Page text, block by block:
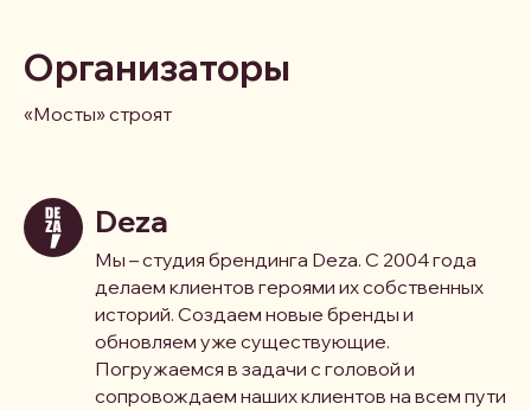
Организаторы
«Мосты» строят
Deza
Мы – студия брендинга Deza. С 2004 года
делаем клиентов героями их собственных
историй. Создаем новые бренды и
обновляем уже существующие.
Погружаемся в задачи с головой и
сопровождаем наших клиентов на всем пути